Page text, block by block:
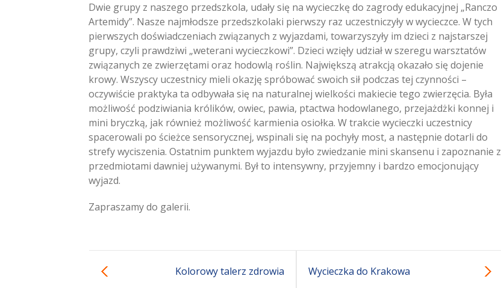
Dwie grupy z naszego przedszkola, udały się na wycieczkę do zagrody edukacyjnej „Ranczo
Artemidy”. Nasze najmłodsze przedszkolaki pierwszy raz uczestniczyły w wycieczce. W tych
pierwszych doświadczeniach związanych z wyjazdami, towarzyszyły im dzieci z najstarszej
grupy, czyli prawdziwi „weterani wycieczkowi”. Dzieci wzięły udział w szeregu warsztatów
związanych ze zwierzętami oraz hodowlą roślin. Największą atrakcją okazało się dojenie
krowy. Wszyscy uczestnicy mieli okazję spróbować swoich sił podczas tej czynności –
oczywiście praktyka ta odbywała się na naturalnej wielkości makiecie tego zwierzęcia. Była
możliwość podziwiania królików, owiec, pawia, ptactwa hodowlanego, przejażdżki konnej i
mini bryczką, jak również możliwość karmienia osiołka. W trakcie wycieczki uczestnicy
spacerowali po ścieżce sensorycznej, wspinali się na pochyły most, a następnie dotarli do
strefy wyciszenia. Ostatnim punktem wyjazdu było zwiedzanie mini skansenu i zapoznanie z
przedmiotami dawniej używanymi. Był to intensywny, przyjemny i bardzo emocjonujący
wyjazd.
Zapraszamy do galerii.
Kolorowy talerz zdrowia Wycieczka do Krakowa